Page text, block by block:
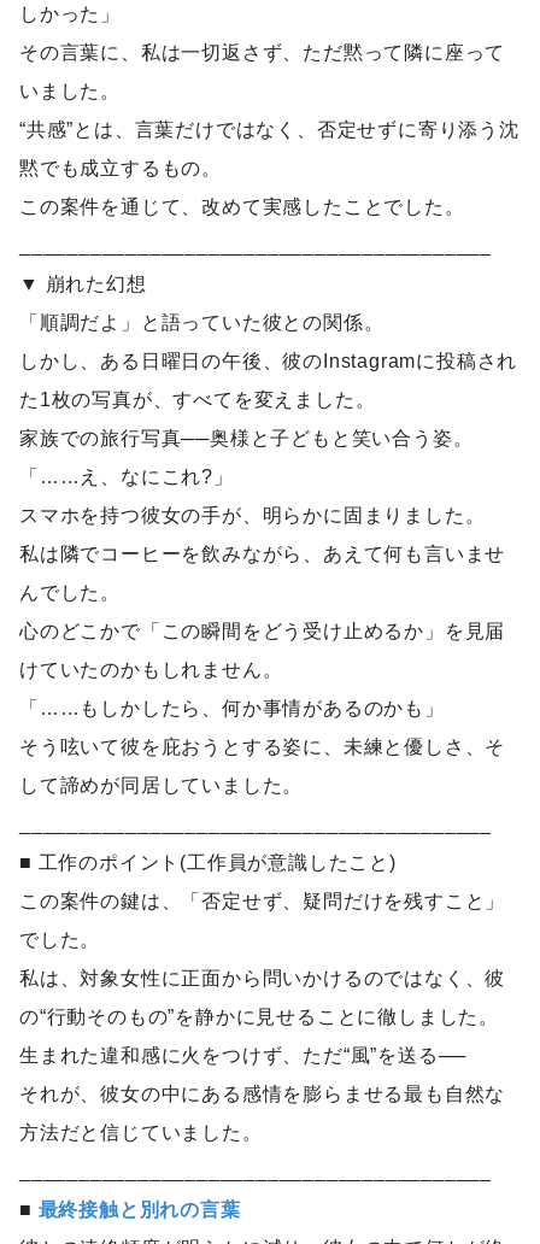
しかった」
その言葉に、私は一切返さず、ただ黙って隣に座って
いました。
“共感”とは、言葉だけではなく、否定せずに寄り添う沈
黙でも成立するもの。
この案件を通じて、改めて実感したことでした。
▼ 崩れた幻想
「順調だよ」と語っていた彼との関係。
しかし、ある日曜日の午後、彼のInstagramに投稿され
た1枚の写真が、すべてを変えました。
家族での旅行写真──奥様と子どもと笑い合う姿。
「……え、なにこれ?」
スマホを持つ彼女の手が、明らかに固まりました。
私は隣でコーヒーを飲みながら、あえて何も言いませ
んでした。
心のどこかで「この瞬間をどう受け止めるか」を見届
けていたのかもしれません。
「……もしかしたら、何か事情があるのかも」
そう呟いて彼を庇おうとする姿に、未練と優しさ、そ
して諦めが同居していました。
■ 工作のポイント(工作員が意識したこと)
この案件の鍵は、「否定せず、疑問だけを残すこと」
でした。
私は、対象女性に正面から問いかけるのではなく、彼
の“行動そのもの”を静かに見せることに徹しました。
生まれた違和感に火をつけず、ただ“風”を送る──
それが、彼女の中にある感情を膨らませる最も自然な
方法だと信じていました。
■ 最終接触と別れの言葉